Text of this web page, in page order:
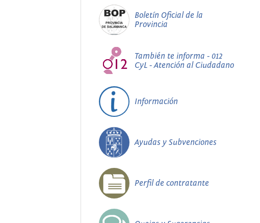
Boletín Oficial de la
Provincia
También te informa - 012
CyL - Atención al Ciudadano
Información
Ayudas y Subvenciones
Perfil de contratante